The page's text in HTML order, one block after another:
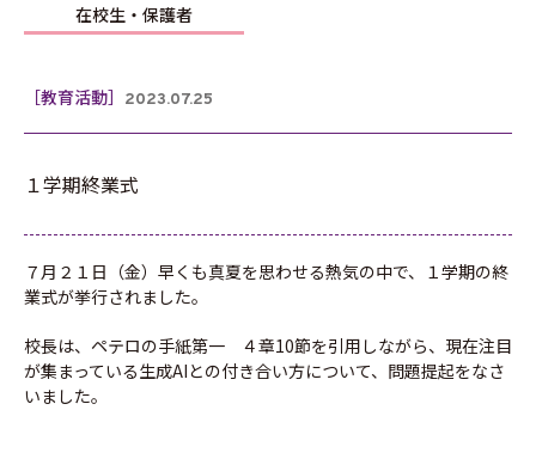
在校生・保護者
［教育活動］ 2023.07.25
１学期終業式
７月２１日（金）早くも真夏を思わせる熱気の中で、１学期の終
業式が挙行されました。
校長は、ペテロの手紙第一 ４章10節を引用しながら、現在注目
が集まっている生成AIとの付き合い方について、問題提起をなさ
いました。